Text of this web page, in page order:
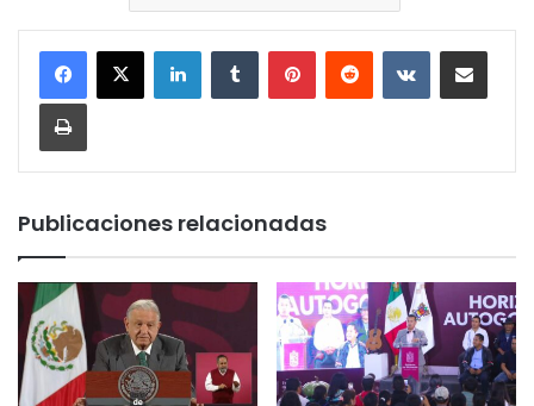
LinkedInTumblr PinterestReddit VKontakteCompartir por
Imprimir
Publicaciones relacionadas